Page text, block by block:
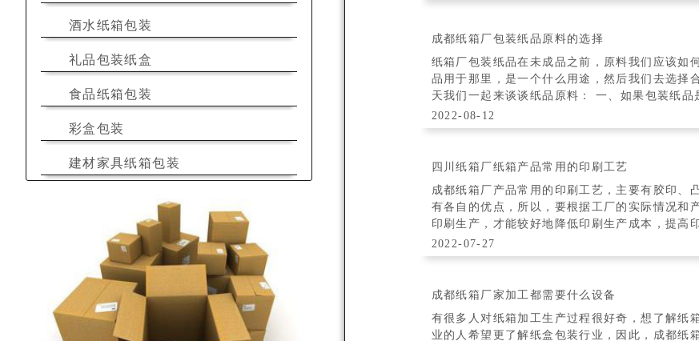
酒水纸箱包装
礼品包装纸盒
食品纸箱包装
彩盒包装
建材家具纸箱包装
成都纸箱厂包装纸品原料的选择
纸箱厂包装纸品在未成品之前，原料我们应该如
品用于那里，是一个什么用途，然后我们去选择
天我们一起来谈谈纸品原料： 一、如果包装纸品是用在生活食品包装 那么我们一定得选择木浆原
料，无污染和纸品生产厂的一些证书和资质
2022-08-12
四川纸箱厂纸箱产品常用的印刷工艺
成都纸箱厂产品常用的印刷工艺，主要有胶印、
有各自的优点，所以，要根据工厂的实际情况和
印刷生产，才能较好地降低印刷生产成本，提高
印工艺有多色组、多功能的卷筒纸和平板纸
2022-07-27
成都纸箱厂家加工都需要什么设备
有很多人对纸箱加工生产过程很好奇，想了解纸
业的人希望更了解纸盒包装行业，因此，成都纸